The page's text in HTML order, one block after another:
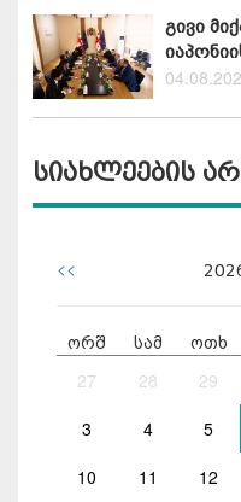
გივი
სიახლეების
<<
ორშ სამ ოთხ
27 28 29
3 4 5
10 11 12